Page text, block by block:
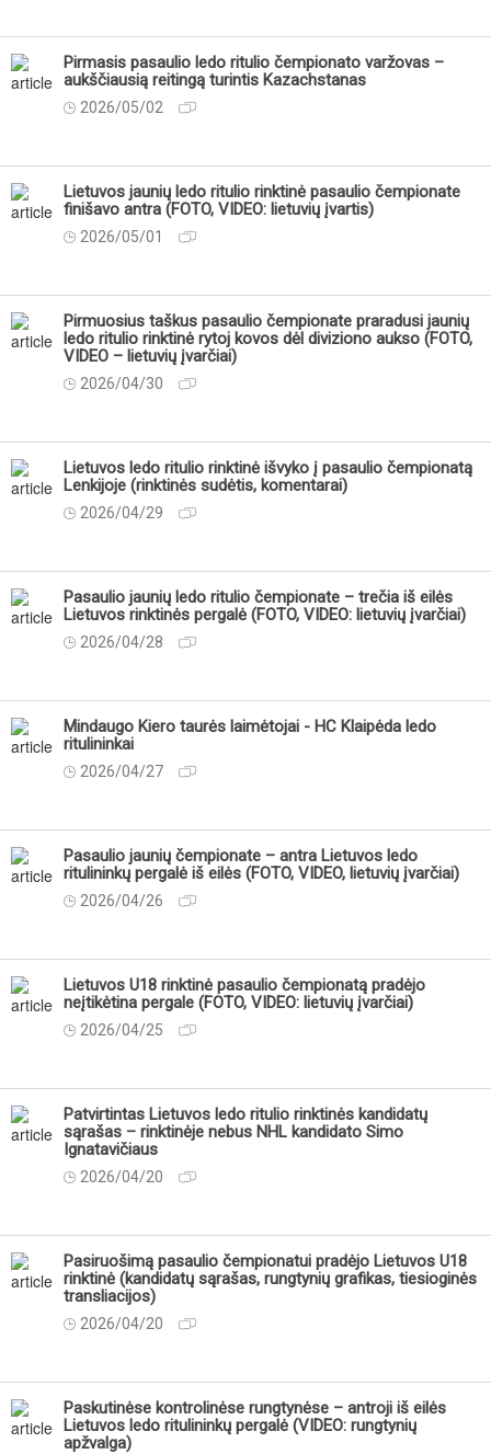
Pirmasis pasaulio ledo ritulio čempionato varžovas –
aukščiausią reitingą turintis Kazachstanas
2026/05/02
Lietuvos jaunių ledo ritulio rinktinė pasaulio čempionate
finišavo antra (FOTO, VIDEO: lietuvių įvartis)
2026/05/01
Pirmuosius taškus pasaulio čempionate praradusi jaunių
ledo ritulio rinktinė rytoj kovos dėl diviziono aukso (FOTO,
VIDEO – lietuvių įvarčiai)
2026/04/30
Lietuvos ledo ritulio rinktinė išvyko į pasaulio čempionatą
Lenkijoje (rinktinės sudėtis, komentarai)
2026/04/29
Pasaulio jaunių ledo ritulio čempionate – trečia iš eilės
Lietuvos rinktinės pergalė (FOTO, VIDEO: lietuvių įvarčiai)
2026/04/28
Mindaugo Kiero taurės laimėtojai - HC Klaipėda ledo
ritulininkai
2026/04/27
Pasaulio jaunių čempionate – antra Lietuvos ledo
ritulininkų pergalė iš eilės (FOTO, VIDEO, lietuvių įvarčiai)
2026/04/26
Lietuvos U18 rinktinė pasaulio čempionatą pradėjo
neįtikėtina pergale (FOTO, VIDEO: lietuvių įvarčiai)
2026/04/25
Patvirtintas Lietuvos ledo ritulio rinktinės kandidatų
sąrašas – rinktinėje nebus NHL kandidato Simo
Ignatavičiaus
2026/04/20
Pasiruošimą pasaulio čempionatui pradėjo Lietuvos U18
rinktinė (kandidatų sąrašas, rungtynių grafikas, tiesioginės
transliacijos)
2026/04/20
Paskutinėse kontrolinėse rungtynėse – antroji iš eilės
Lietuvos ledo ritulininkų pergalė (VIDEO: rungtynių
apžvalga)